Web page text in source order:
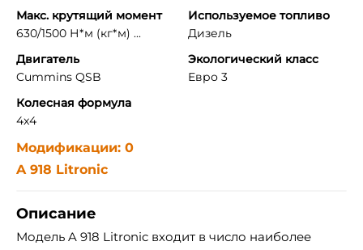
Макс. крутящий момент
630/1500 Н*м (кг*м) ...
Используемое топливо
Дизель
Двигатель
Cummins QSB
Экологический класс
Евро 3
Колесная формула
4x4
Модификации: 0
A 918 Litronic
Описание
Модель A 918 Litronic входит в число наиболее